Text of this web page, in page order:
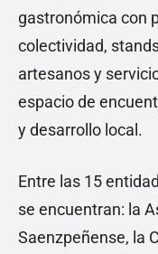
gastronómica con
colectividad,
artesanos y
espacio de
y desarrollo local.
Entre las 15
se encuentran: la
Saenzpeñense, la